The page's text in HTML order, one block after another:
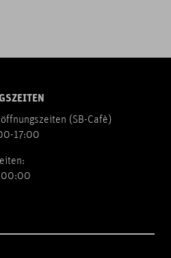
(SB-Cafè)
17:00
00:00